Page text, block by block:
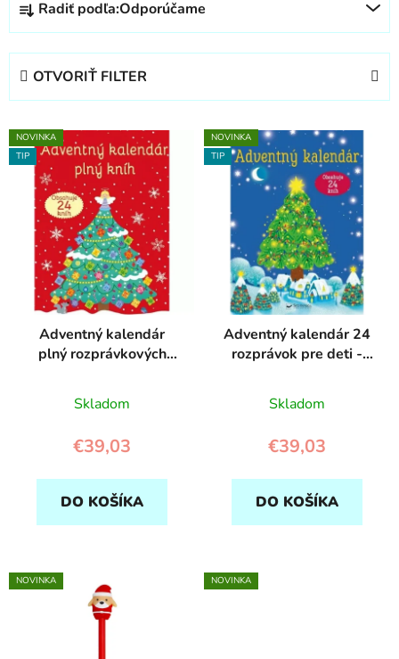
d
e
p
Radiť podľa:Odporúčame
OTVORIŤ FILTER
V
ý
NOVINKA
TIP
Adventný kalendár
plný rozprávkových
Skladom
€39,03
DO KOŠÍKA
NOVINKA
TIP
Adventný kalendár 24
rozprávok pre deti -
Skladom
€39,03
DO KOŠÍKA
NOVINKA NOVINKA